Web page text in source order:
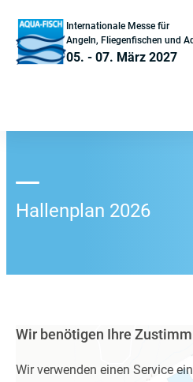
Internationale Messe für
Angeln, Fliegenfischen und
05. - 07. März 2027
Hallenplan 2026
Wir benötigen Ihre
Wir verwenden einen Service